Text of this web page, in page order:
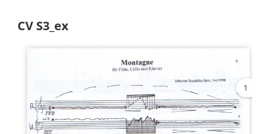
CV S3_ex
1